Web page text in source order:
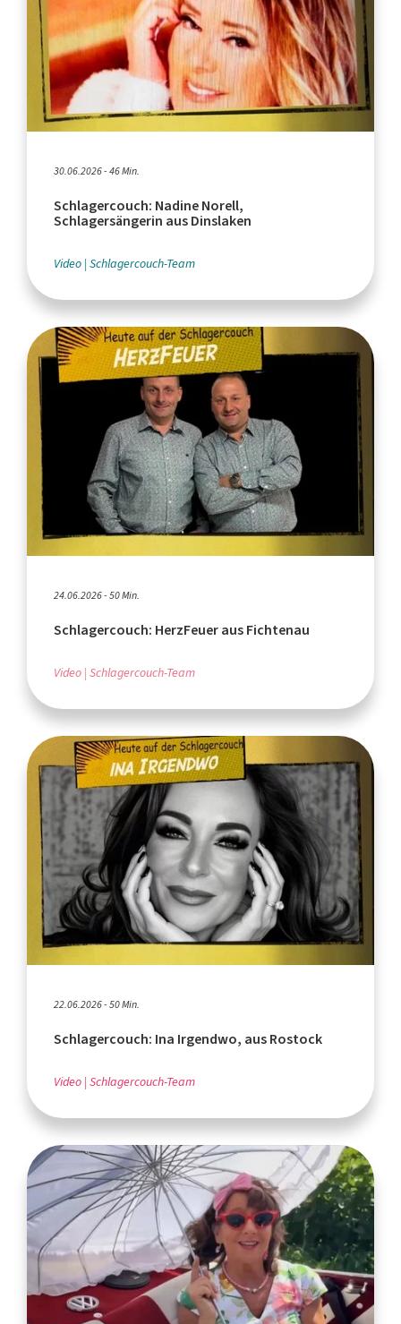
30.06.2026 - 46 Min.
Schlagercouch: Nadine Norell,
Schlagersängerin aus Dinslaken
Video Schlagercouch-Team
24.06.2026 - 50 Min.
Schlagercouch: HerzFeuer aus Fichtenau
Video Schlagercouch-Team
22.06.2026 - 50 Min.
Schlagercouch: Ina Irgendwo, aus Rostock
Video Schlagercouch-Team